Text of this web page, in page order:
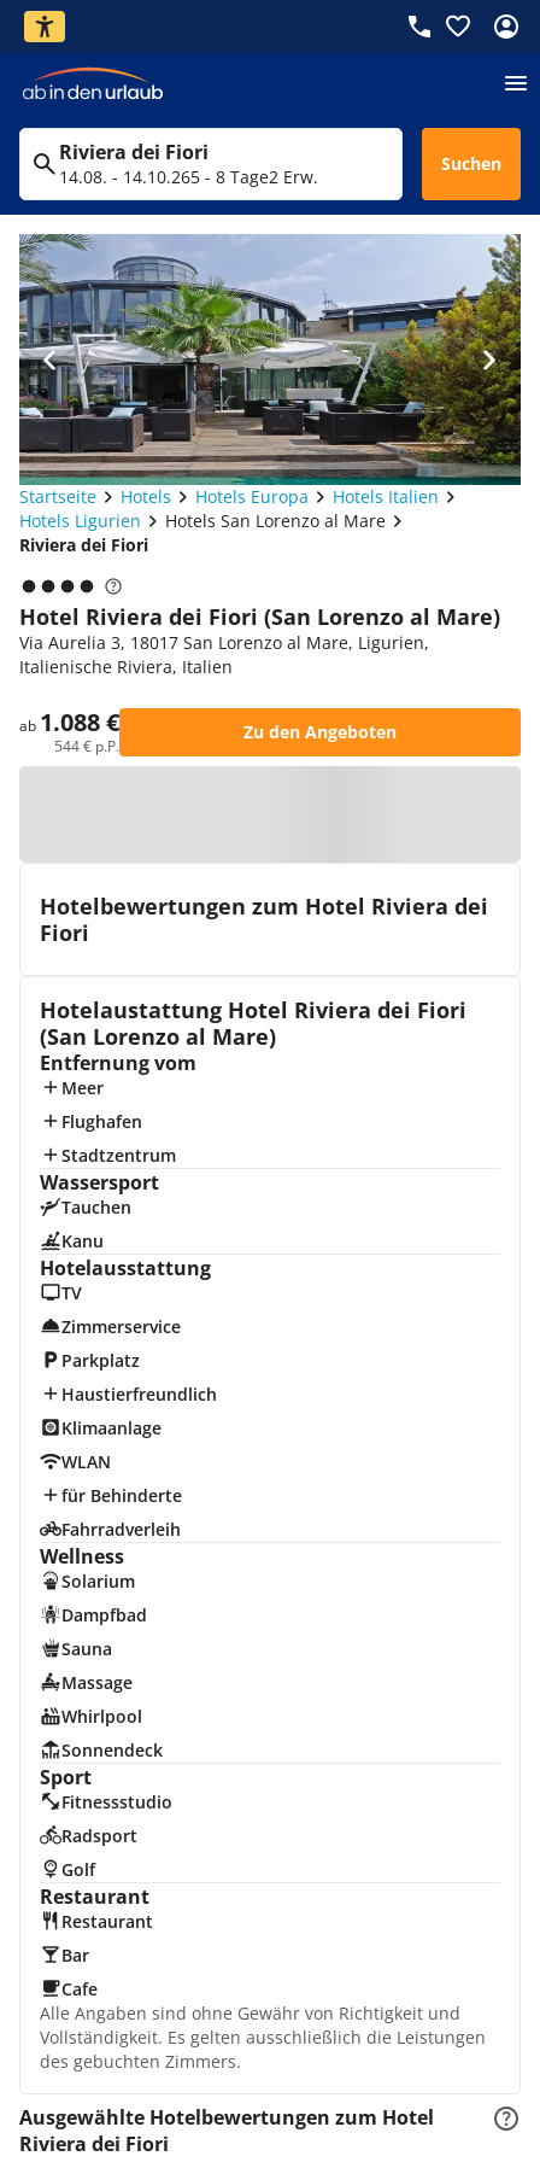
Riviera dei Fiori
14.08. - 14.10.265 - 8 Tage2 Erw.
Suchen
Startseite Hotels Hotels Europa
Hotels Italien
Hotels Ligurien
Hotels San Lorenzo al Mare
Riviera dei Fiori
Hotel Riviera dei Fiori (San Lorenzo al Mare)
Via Aurelia 3, 18017 San Lorenzo al Mare, Ligurien,
Italienische Riviera, Italien
ab 1.088 €
544 € p.P.
Zu den Angeboten
Hotelbewertungen zum Hotel Riviera dei
Fiori
Hotelaustattung Hotel Riviera dei Fiori
(San Lorenzo al Mare)
Entfernung vom
Meer
Flughafen
Stadtzentrum
Wassersport
Tauchen
Kanu
Hotelausstattung
TV
Zimmerservice
Parkplatz
Haustierfreundlich
Klimaanlage
WLAN
für Behinderte
Fahrradverleih
Wellness
Solarium
Dampfbad
Sauna
Massage
Whirlpool
Sonnendeck
Sport
Fitnessstudio
Radsport
Golf
Restaurant
Restaurant
Bar
Cafe
Alle Angaben sind ohne Gewähr von Richtigkeit und
Vollständigkeit. Es gelten ausschließlich die Leistungen
des gebuchten Zimmers.
Ausgewählte Hotelbewertungen zum Hotel
Riviera dei Fiori